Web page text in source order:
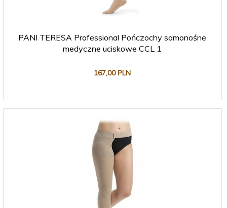
PANI TERESA Professional Pończochy samonośne
medyczne uciskowe CCL 1
167,00 PLN